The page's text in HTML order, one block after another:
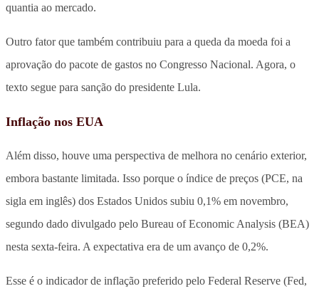
quantia ao mercado.
Outro fator que também contribuiu para a queda da moeda foi a
aprovação do pacote de gastos no Congresso Nacional. Agora, o
texto segue para sanção do presidente Lula.
Inflação nos EUA
Além disso, houve uma perspectiva de melhora no cenário exterior,
embora bastante limitada. Isso porque o índice de preços (PCE, na
sigla em inglês) dos Estados Unidos subiu 0,1% em novembro,
segundo dado divulgado pelo Bureau of Economic Analysis (BEA)
nesta sexta-feira. A expectativa era de um avanço de 0,2%.
Esse é o indicador de inflação preferido pelo Federal Reserve (Fed,